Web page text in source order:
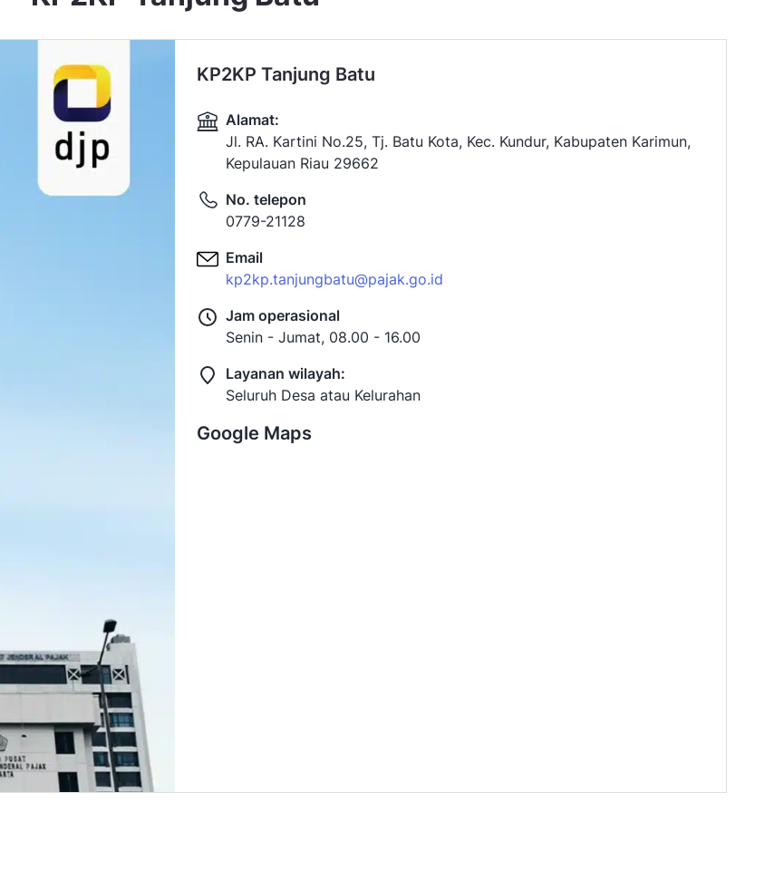
KP2KP Tanjung Batu
Alamat:
Jl. RA. Kartini No.25, Tj. Batu Kota, Kec. Kundur, Kabupaten Karimun,
Kepulauan Riau 29662
No. telepon
0779-21128
Email
kp2kp.tanjungbatu@pajak.go.id
Jam operasional
Senin - Jumat, 08.00 - 16.00
Layanan wilayah:
Seluruh Desa atau Kelurahan
Google Maps